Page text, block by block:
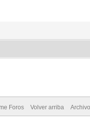
Foros Volver arriba